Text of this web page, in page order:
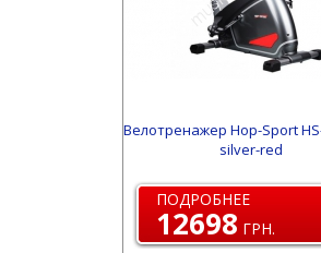
Велотренажер Hop-Sport
silver-red
ПОДРОБНЕЕ
12698 ГРН.